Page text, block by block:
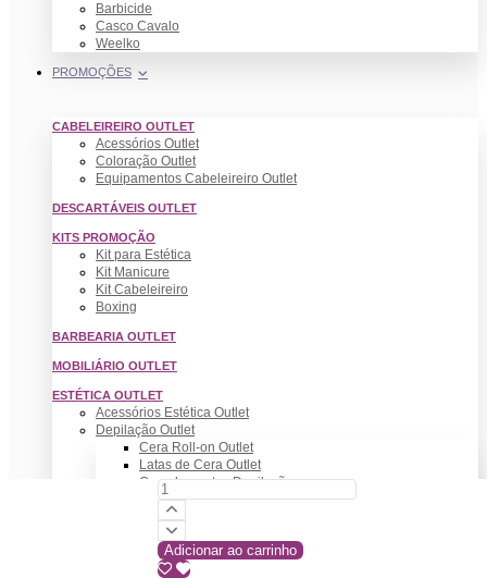
Barbicide
Casco Cavalo
Weelko
PROMOÇÕES
CABELEIREIRO OUTLET
Acessórios Outlet
Coloração Outlet
Equipamentos Cabeleireiro Outlet
DESCARTÁVEIS OUTLET
KITS PROMOÇÃO
Kit para Estética
Kit Manicure
Kit Cabeleireiro
Boxing
BARBEARIA OUTLET
MOBILIÁRIO OUTLET
ESTÉTICA OUTLET
Acessórios Estética Outlet
Depilação Outlet
Cera Roll-on Outlet
Latas de Cera Outlet
Complementos Depilação
MAQUILHAGEM OUTLET
Acessórios
Adicionar ao carrinho